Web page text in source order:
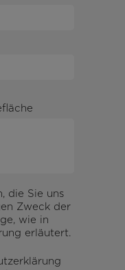
die Sie uns
Zweck der
wie in
erläutert.